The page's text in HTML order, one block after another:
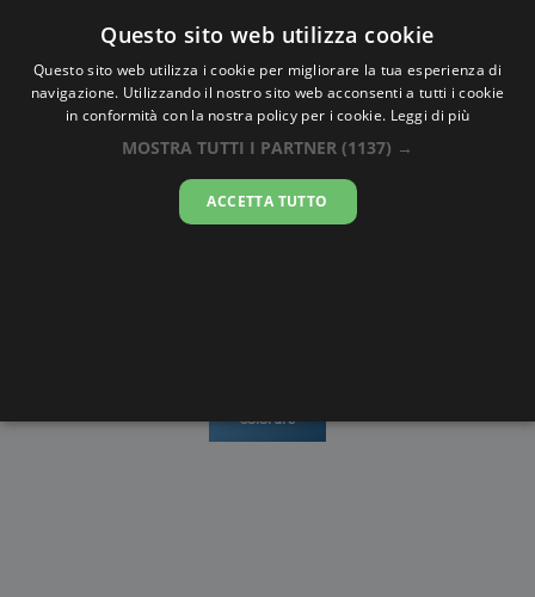
Oraesatta.co
Ora EsattaDordrecht
15:21:45
colorare
Questo sito web utilizza cookie
Questo sito web utilizza i cookie per migliorare la tua esperienza di
navigazione. Utilizzando il nostro sito web acconsenti a tutti i cookie
in conformità con la nostra policy per i cookie. Leggi di più
MOSTRA TUTTI I PARTNER (1137) →
ACCETTA TUTTO